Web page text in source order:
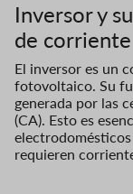
Inversor y
de corriente
El inversor es un
fotovoltaico. Su
generada por las
(CA). Esto es
requieren